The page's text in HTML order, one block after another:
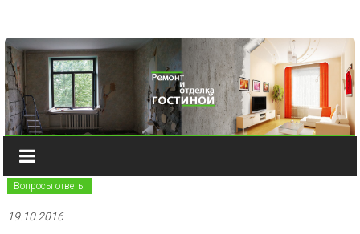
Вопросы ответы
19.10.2016